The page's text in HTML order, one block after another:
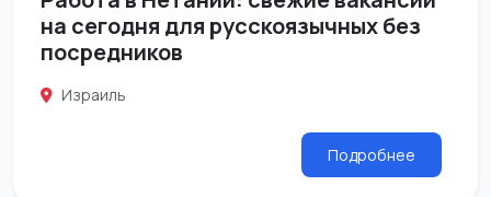
на сегодня для русскоязычных без
посредников
Израиль
Подробнее